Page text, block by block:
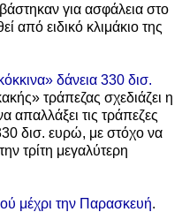
για ασφάλεια στο
από ειδικό κλιμάκιο της
δάνεια 330 δισ.
τράπεζας σχεδιάζει η
απαλλάξει τις τράπεζες
δισ. ευρώ, με στόχο να
τρίτη μεγαλύτερη
μέχρι την Παρασκευή.